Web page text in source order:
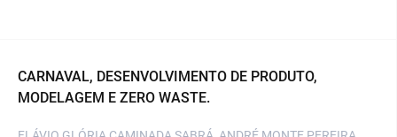
CARNAVAL, DESENVOLVIMENTO DE PRODUTO,
MODELAGEM E ZERO WASTE.